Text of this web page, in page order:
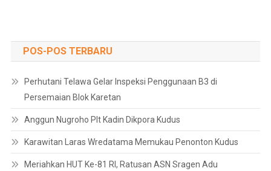
POS-POS TERBARU
Perhutani Telawa Gelar Inspeksi Penggunaan B3 di
Persemaian Blok Karetan
Anggun Nugroho Plt Kadin Dikpora Kudus
Karawitan Laras Wredatama Memukau Penonton Kudus
Meriahkan HUT Ke-81 RI, Ratusan ASN Sragen Adu